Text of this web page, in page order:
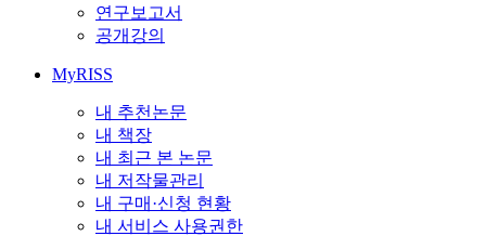
연구보고서
공개강의
MyRISS
내 추천논문
내 책장
내 최근 본 논문
내 저작물관리
내 구매·신청 현황
내 서비스 사용권한